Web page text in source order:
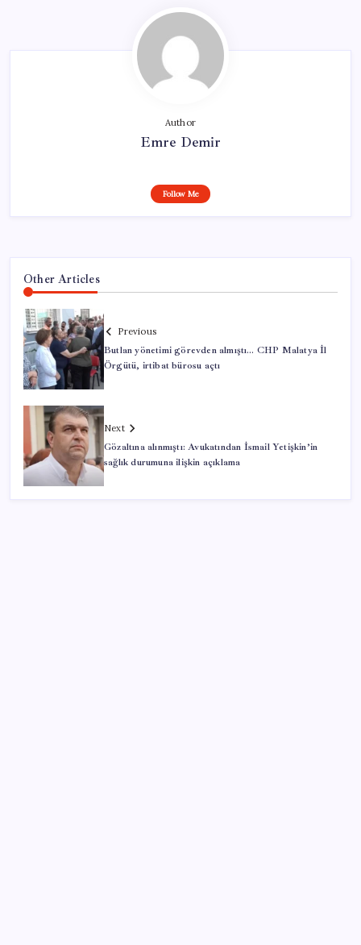
Author
Emre Demir
Follow Me
Other Articles
Previous
Butlan yönetimi görevden almıştı… CHP Malatya İl
Örgütü, irtibat bürosu açtı
Next
Gözaltına alınmıştı: Avukatından İsmail Yetişkin’in
sağlık durumuna ilişkin açıklama